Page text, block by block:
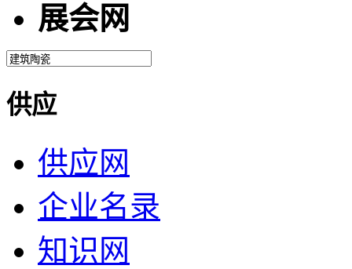
展会网
供应
供应网
企业名录
知识网